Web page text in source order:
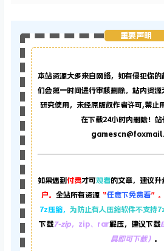
重要声明
本站资源大多来自网络，如有侵犯你的
们会第一时间进行审核删除。站内资源
研究使用，未经原版权作者许可,禁止
在下载24小时内删除！站
如果遇到付费才可观看的文章，建议升
户。 全站所有资源 “任意下免费看”。
7z压缩， 为防止有人压缩软件不支持
下载7-zip，zip、rar解压，建议下载
具即可下载） 。